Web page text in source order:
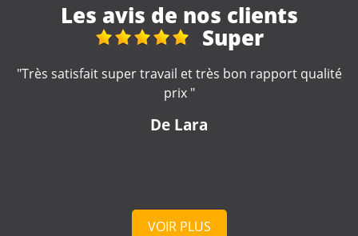
Les avis de nos clients
travaux de toiture et
démoussage
"Des conseils pertinents, un métier manifestement bien
appris. Un tarif convenable et une intervention rapide.
Merci beaucoup"
VOIR PLUS